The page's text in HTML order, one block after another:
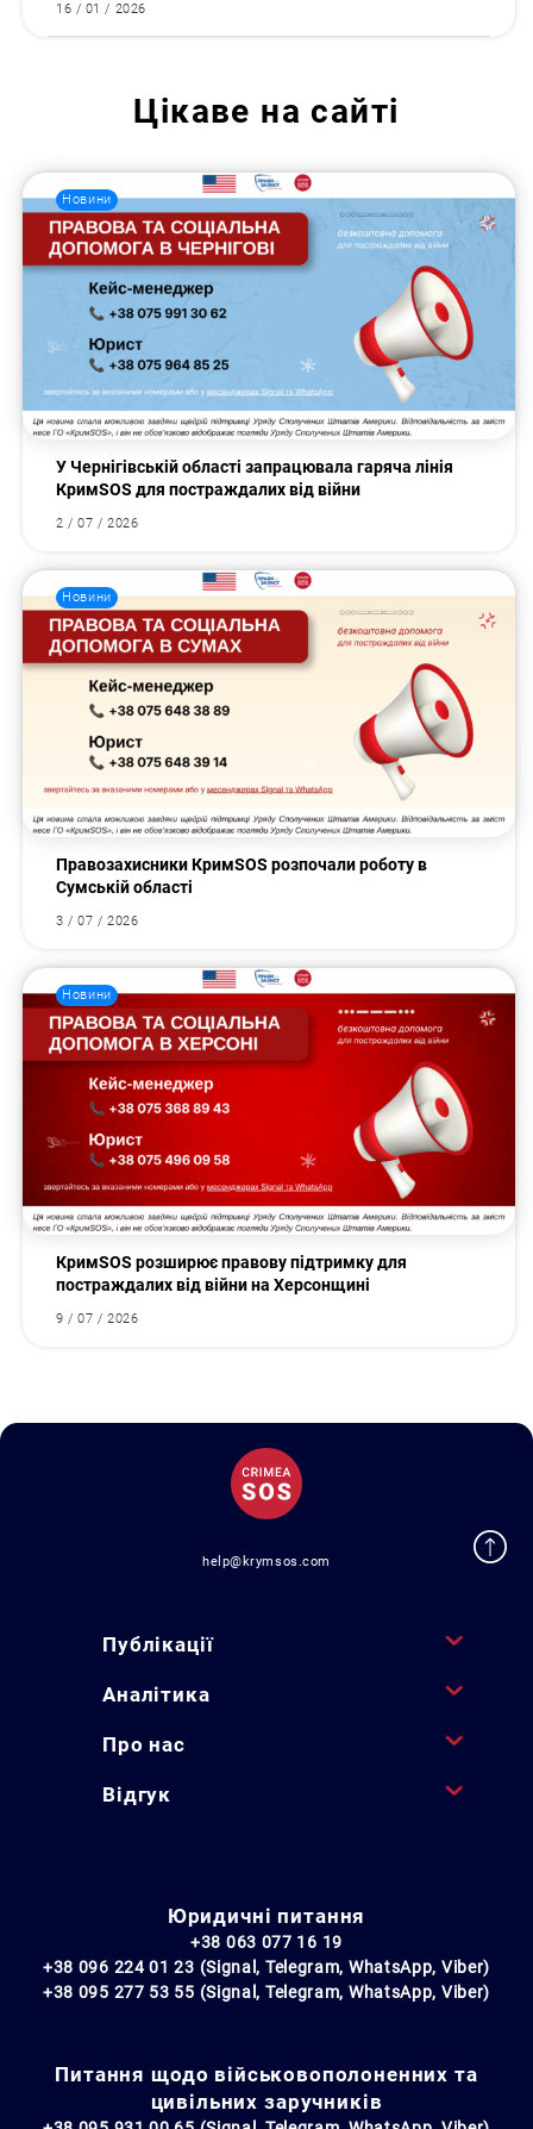
16 / 01 / 2026
Цікаве на сайті
Новини
У Чернігівській області запрацювала гаряча лінія
КримSOS для постраждалих від війни
2 / 07 / 2026
Новини
Правозахисники КримSOS розпочали роботу в
Сумській області
3 / 07 / 2026
Новини
КримSOS розширює правову підтримку для
постраждалих від війни на Херсонщині
9 / 07 / 2026
help@krymsos.com
Публікації
Аналітика
Про нас
Відгук
Юридичні питання
+38 063 077 16 19
+38 096 224 01 23 (Signal, Telegram, WhatsApp, Viber)
+38 095 277 53 55 (Signal, Telegram, WhatsApp, Viber)
Питання щодо військовополоненних та
цивільних заручників